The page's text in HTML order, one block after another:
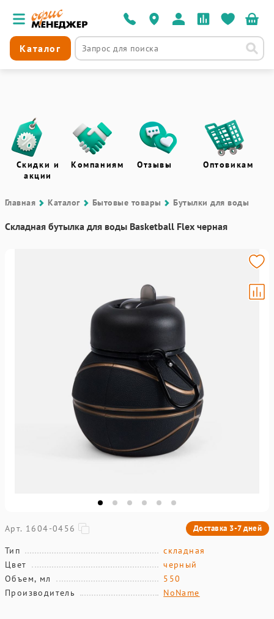
Каталог
Скидки и
акции
Компаниям Отзывы Оптовикам
Главная Каталог Бытовые товары Бутылки для воды
Складная бутылка для воды Basketball Flex черная
Арт. 1604-0456 Доставка 3-7 дней
Тип
складная
Цвет
черный
Объем, мл
550
Производитель
NoName